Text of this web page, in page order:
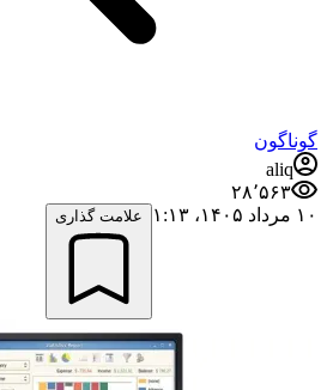
گوناگون
aliq
۲۸٬۵۶۳
۱۰ مرداد ۱۴۰۵،‏ ۱:۱۳
علامت گذاری